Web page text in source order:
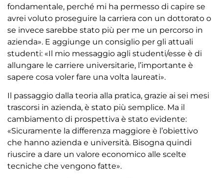
fondamentale, perché mi ha permesso di capire se
avrei voluto proseguire la carriera con un dottorato o
se invece sarebbe stato più per me un percorso in
azienda». E aggiunge un consiglio per gli attuali
studenti: «Il mio messaggio agli studenti/esse è di
allungare le carriere universitarie, l’importante è
sapere cosa voler fare una volta laureati».
Il passaggio dalla teoria alla pratica, grazie ai sei mesi
trascorsi in azienda, è stato più semplice. Ma il
cambiamento di prospettiva è stato evidente:
«Sicuramente la differenza maggiore è l’obiettivo
che hanno azienda e università. Bisogna quindi
riuscire a dare un valore economico alle scelte
tecniche che vengono fatte».